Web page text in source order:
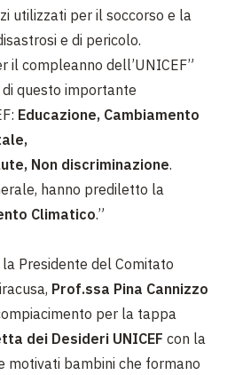
utilizzati per il soccorso e la
e di pericolo.
il compleanno dell’UNICEF”
questo importante
Educazione, Cambiamento
Non discriminazione.
hanno prediletto la
Climatico.”
Presidente del Comitato
Prof.ssa Pina Cannizzo
per la tappa
dei Desideri UNICEF con la
motivati bambini che formano